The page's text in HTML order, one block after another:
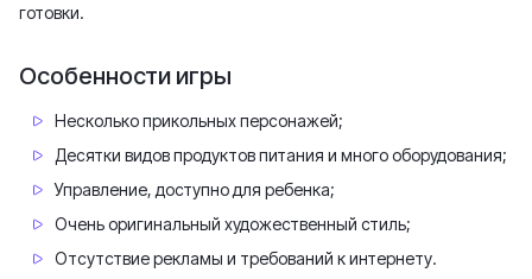
готовки.
Особенности игры
Несколько прикольных персонажей;
Десятки видов продуктов питания и много оборудования;
Управление, доступно для ребенка;
Очень оригинальный художественный стиль;
Отсутствие рекламы и требований к интернету.